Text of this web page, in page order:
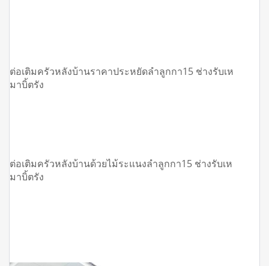
ต่อเติมครัวหลังบ้านราคาประหยัดลำลูกกา15 ช่างรับเห
มาบิ้ตรัง
ต่อเติมครัวหลังบ้านด้วยไม้ระแนงลำลูกกา15 ช่างรับเห
มาบิ้ตรัง